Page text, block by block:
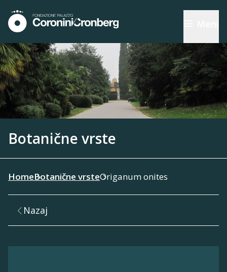
Botanične vrste
HomeBotanične vrsteOriganum onites
Nazaj